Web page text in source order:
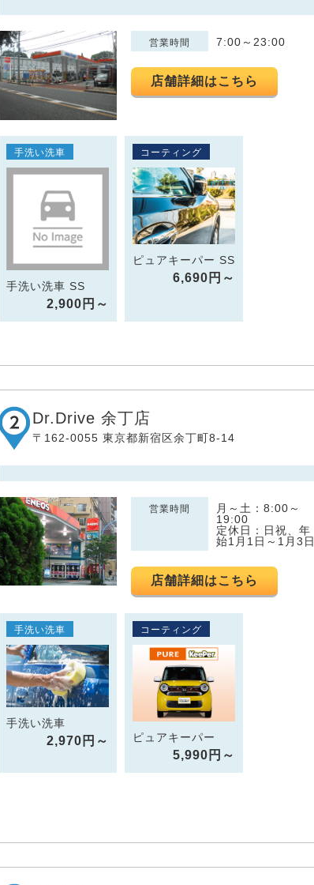
営業時間 7:00～23:00
店舗詳細はこちら
手洗い洗車
手洗い洗車 SS
2,900円～
コーティング
ピュアキーパー SS
6,690円～
Dr.Drive 余丁店
〒162-0055 東京都新宿区余丁町8-14
営業時間
月～土：8:00～
19:00
定休日：日祝、年
始1月1日～1月3日
店舗詳細はこちら
手洗い洗車
手洗い洗車
2,970円～
コーティング
ピュアキーパー
5,990円～